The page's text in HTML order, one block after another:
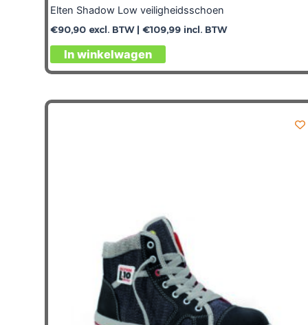
Elten Shadow Low veiligheidsschoen
€90,90 excl. BTW | €109,99 incl. BTW
In winkelwagen